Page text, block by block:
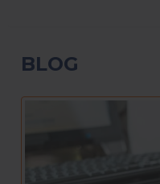
BLOG